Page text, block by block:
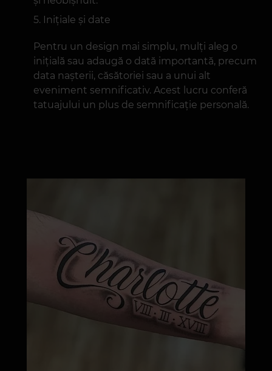
persoană. De exemplu, inimile, florile, crucile,
stelele sau ancorele ajută la crearea unui
Litere latine, chirilice și alte alfabete
Tatuajele cu nume nu trebuie neapărat să fie
în limba maternă. Litere latine, hieroglife,
caractere arabe și alte alfabete adaugă o notă
inițială sau adaugă o dată importantă, precum
data nașterii, căsătoriei sau a unui alt
eveniment semnificativ. Acest lucru conferă
tatuajului un plus de semnificație personală.